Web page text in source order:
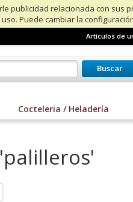
publicidad relacionada con sus
Puede cambiar la
Artículos de
Buscar
Cocteleria / Heladería